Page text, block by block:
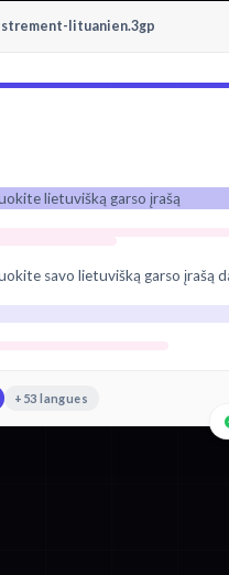
lituanien.3gp
lietuvišką garso įrašą
savo lietuvišką garso įrašą
+53 langues